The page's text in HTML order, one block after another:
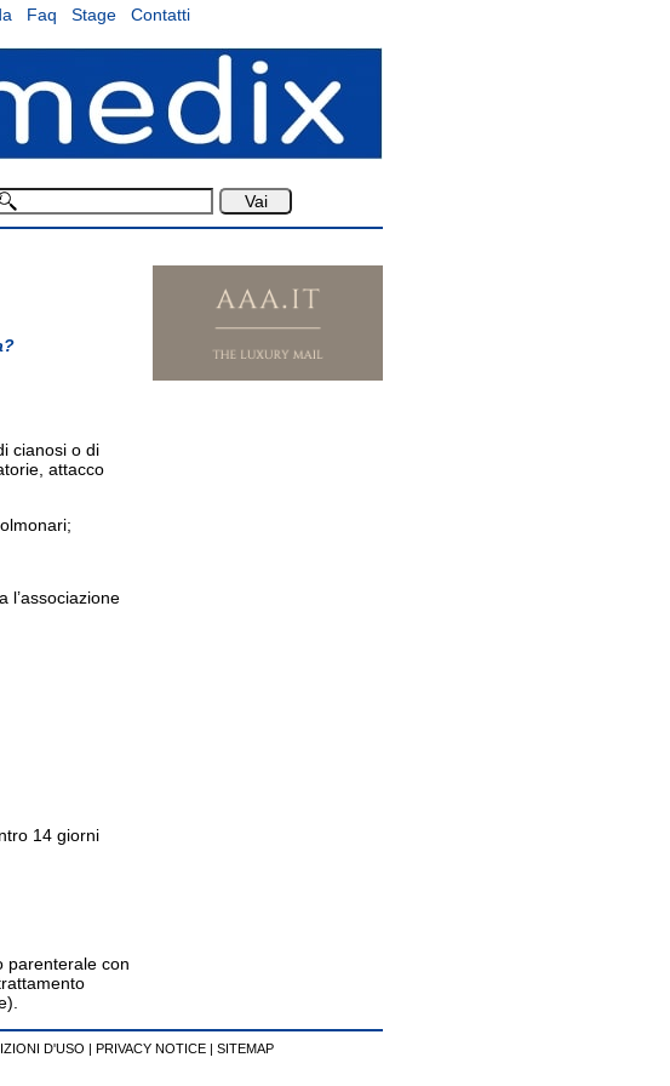
Faq Stage Contatti
cianosi o di
attacco
l’associazione
14 giorni
parenterale con
D'USO | PRIVACY NOTICE | SITEMAP